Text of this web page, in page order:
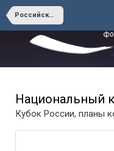
Российские лиги
Национальный
Кубок России, планы